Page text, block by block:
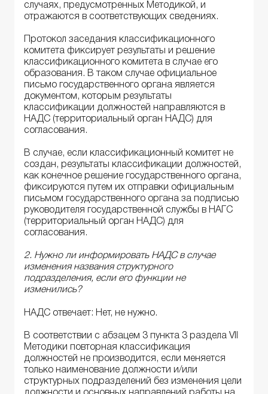
случаях, предусмотренных Методикой, и
отражаются в соответствующих сведениях.
Протокол заседания классификационного
комитета фиксирует результаты и решение
классификационного комитета в случае его
образования. В таком случае официальное
письмо государственного органа является
документом, которым результаты
классификации должностей направляются в
НАДС (территориальный орган НАДС) для
согласования.
В случае, если классификационный комитет не
создан, результаты классификации должностей,
как конечное решение государственного органа,
фиксируются путем их отправки официальным
письмом государственного органа за подписью
руководителя государственной службы в НАГС
(территориальный орган НАДС) для
согласования.
2. Нужно ли информировать НАДС в случае
изменения названия структурного
подразделения, если его функции не
изменились?
НАДС отвечает: Нет, не нужно.
В соответствии с абзацем 3 пункта 3 раздела VII
Методики повторная классификация
должностей не производится, если меняется
только наименование должности и/или
структурных подразделений без изменения цели